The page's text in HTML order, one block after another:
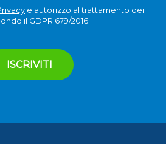
e autorizzo al trattamento dei
il GDPR 679/2016.